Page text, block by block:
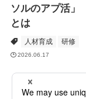
ソルのアプ活」
とは
人材育成 研修
2026.06.17